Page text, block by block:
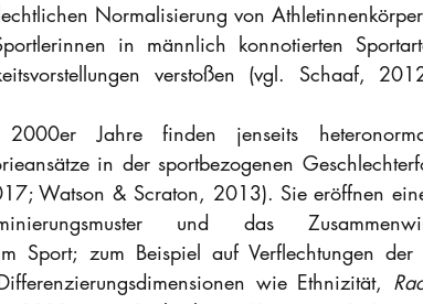
Normalisierung von
in männlich konnotierten
verstoßen (vgl. Schaaf,
Jahre finden jenseits
in der sportbezogenen
Watson & Scraton, 2013). Sie eröffnen
und das
Sport; zum Beispiel auf Verflechtungen
wie Ethnizität,